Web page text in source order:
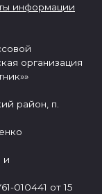
информации
организация
район, п.
и
010441 от 15